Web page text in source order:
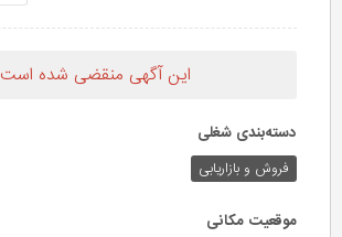
این آگهی منقضی شده است
دسته‌بندی شغلی
فروش و بازاریابی
موقعیت مکانی